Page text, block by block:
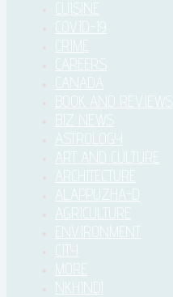
CUISINE
COVID-19
CRIME
CAREERS
CANADA
BOOK AND REVIEWS
BIZ NEWS
ASTROLOGY
ART AND CULTURE
ARCHITECTURE
ALAPPUZHA-D
AGRICULTURE
ENVIRONMENT
CITY
MORE
NKHINDI